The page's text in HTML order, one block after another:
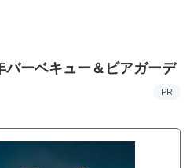
ーベキュー＆ビアガーデ
PR